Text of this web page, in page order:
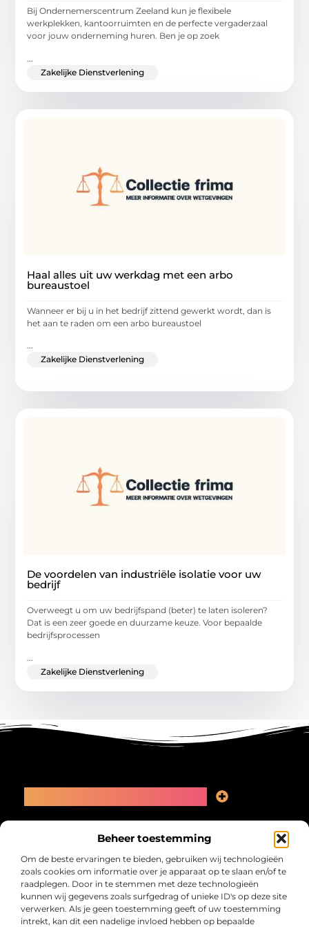
Beheer toestemming
Om de beste ervaringen te bieden, gebruiken wij technologieën
zoals cookies om informatie over je apparaat op te slaan en/of te
raadplegen. Door in te stemmen met deze technologieën
kunnen wij gegevens zoals surfgedrag of unieke ID's op deze site
verwerken. Als je geen toestemming geeft of uw toestemming
intrekt, kan dit een nadelige invloed hebben op bepaalde
Bij Ondernemerscentrum Zeeland kun je flexibele
werkplekken, kantoorruimten en de perfecte vergaderzaal
voor jouw onderneming huren. Ben je op zoek
Zakelijke Dienstverlening
Haal alles uit uw werkdag met een arbo
bureaustoel
Wanneer er bij u in het bedrijf zittend gewerkt wordt, dan is
het aan te raden om een arbo bureaustoel
...
Zakelijke Dienstverlening
De voordelen van industriële isolatie voor uw
bedrijf
Overweegt u om uw bedrijfspand (beter) te laten isoleren?
Dat is een zeer goede en duurzame keuze. Voor bepaalde
bedrijfsprocessen
Zakelijke Dienstverlening